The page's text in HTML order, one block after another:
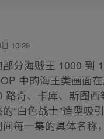
10:29
分海贼王 1000 到
中的海王类画面
路奇、卡库、斯图
“白色战士”造型
每一集的具体名称